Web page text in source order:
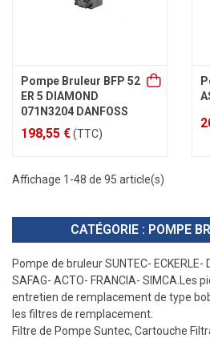
Pompe Bruleur BFP 52
ER 5 DIAMOND
071N3204 DANFOSS
198,55 €(TTC)
Affichage 1-48 de 95 article(s)
CATÉGORIE : POMPE
Pompe de bruleur SUNTEC- ECKERLE-
SAFAG- ACTO- FRANCIA- SIMCA.Les
entretien de remplacement de type
les filtres de remplacement.
Filtre de Pompe Suntec, Cartouche